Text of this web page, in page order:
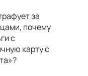
за
почему
с
карту с